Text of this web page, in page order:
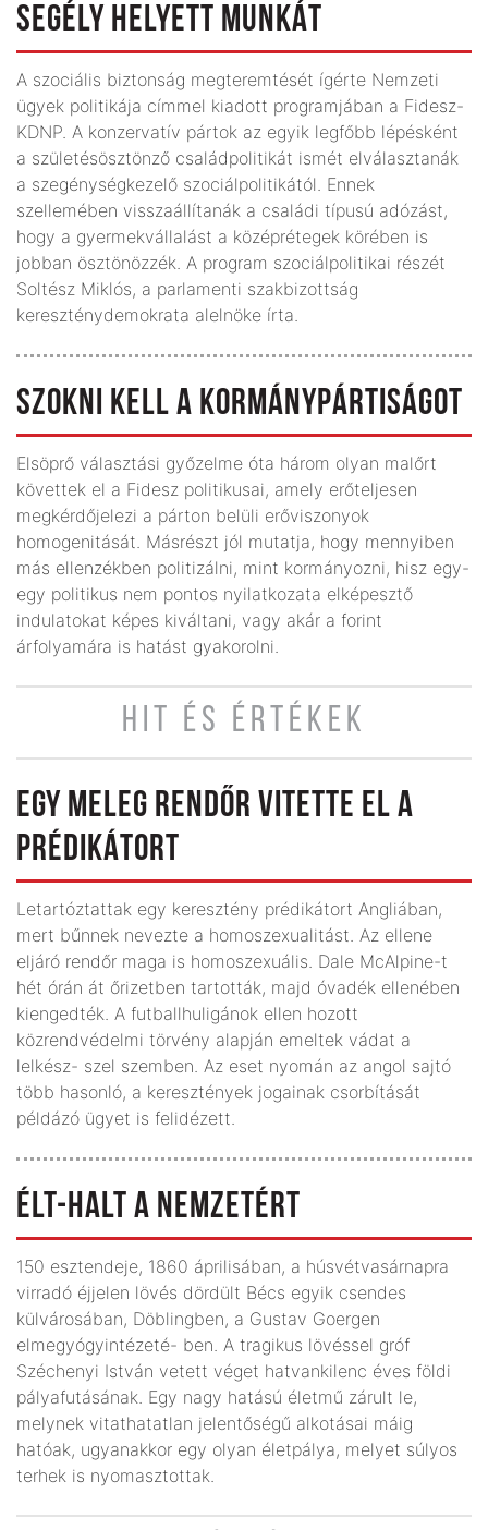
SEGÉLY HELYETT MUNKÁT
A szociális biztonság megteremtését ígérte Nemzeti
ügyek politikája címmel kiadott programjában a Fidesz-
KDNP. A konzervatív pártok az egyik legfőbb lépésként
a születésösztönző családpolitikát ismét elválasztanák
a szegénységkezelő szociálpolitikától. Ennek
szellemében visszaállítanák a családi típusú adózást,
hogy a gyermekvállalást a középrétegek körében is
jobban ösztönözzék. A program szociálpolitikai részét
Soltész Miklós, a parlamenti szakbizottság
kereszténydemokrata alelnöke írta.
SZOKNI KELL A KORMÁNYPÁRTISÁGOT
Elsöprő választási győzelme óta három olyan malőrt
követtek el a Fidesz politikusai, amely erőteljesen
megkérdőjelezi a párton belüli erőviszonyok
homogenitását. Másrészt jól mutatja, hogy mennyiben
más ellenzékben politizálni, mint kormányozni, hisz egy-
egy politikus nem pontos nyilatkozata elképesztő
indulatokat képes kiváltani, vagy akár a forint
árfolyamára is hatást gyakorolni.
HIT ÉS ÉRTÉKEK
EGY MELEG RENDŐR VITETTE EL A
PRÉDIKÁTORT
Letartóztattak egy keresztény prédikátort Angliában,
mert bűnnek nevezte a homoszexualitást. Az ellene
eljáró rendőr maga is homoszexuális. Dale McAlpine-t
hét órán át őrizetben tartották, majd óvadék ellenében
kiengedték. A futballhuligánok ellen hozott
közrendvédelmi törvény alapján emeltek vádat a
lelkész- szel szemben. Az eset nyomán az angol sajtó
több hasonló, a keresztények jogainak csorbítását
példázó ügyet is felidézett.
ÉLT-HALT A NEMZETÉRT
150 esztendeje, 1860 áprilisában, a húsvétvasárnapra
virradó éjjelen lövés dördült Bécs egyik csendes
külvárosában, Döblingben, a Gustav Goergen
elmegyógyintézeté­- ben. A tragikus lövéssel gróf
Széchenyi István vetett véget hatvankilenc éves földi
pályafutásának. Egy nagy hatású életmű zárult le,
melynek vitathatatlan jelentőségű alkotásai máig
hatóak, ugyanakkor egy olyan életpálya, melyet súlyos
terhek is nyomasztottak.